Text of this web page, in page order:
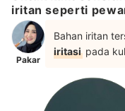
iritan seperti
Pakar
Bahan iritan
iritasi pada